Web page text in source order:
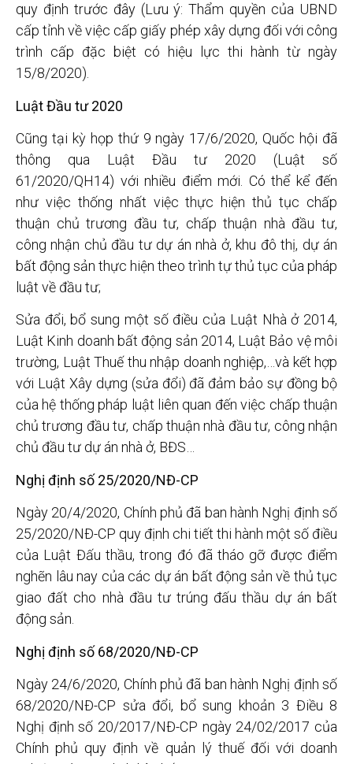
quy định trước đây (Lưu ý: Thẩm quyền của UBND
cấp tỉnh về việc cấp giấy phép xây dựng đối với công
trình cấp đặc biệt có hiệu lực thi hành từ ngày
15/8/2020).
Luật Đầu tư 2020
Cũng tại kỳ họp thứ 9 ngày 17/6/2020, Quốc hội đã
thông qua Luật Đầu tư 2020 (Luật số
61/2020/QH14) với nhiều điểm mới. Có thể kể đến
như việc thống nhất việc thực hiện thủ tục chấp
thuận chủ trương đầu tư, chấp thuận nhà đầu tư,
công nhận chủ đầu tư dự án nhà ở, khu đô thị, dự án
bất động sản thực hiện theo trình tự thủ tục của pháp
luật về đầu tư;
Sửa đổi, bổ sung một số điều của Luật Nhà ở 2014,
Luật Kinh doanh bất động sản 2014, Luật Bảo vệ môi
trường, Luật Thuế thu nhập doanh nghiệp,…và kết hợp
với Luật Xây dựng (sửa đổi) đã đảm bảo sự đồng bộ
của hệ thống pháp luật liên quan đến việc chấp thuận
chủ trương đầu tư, chấp thuận nhà đầu tư, công nhận
chủ đầu tư dự án nhà ở, BĐS…
Nghị định số 25/2020/NĐ-CP
Ngày 20/4/2020, Chính phủ đã ban hành Nghị định số
25/2020/NĐ-CP quy định chi tiết thi hành một số điều
của Luật Đấu thầu, trong đó đã tháo gỡ được điểm
nghẽn lâu nay của các dự án bất động sản về thủ tục
giao đất cho nhà đầu tư trúng đấu thầu dự án bất
động sản.
Nghị định số 68/2020/NĐ-CP
Ngày 24/6/2020, Chính phủ đã ban hành Nghị định số
68/2020/NĐ-CP sửa đổi, bổ sung khoản 3 Điều 8
Nghị định số 20/2017/NĐ-CP ngày 24/02/2017 của
Chính phủ quy định về quản lý thuế đối với doanh